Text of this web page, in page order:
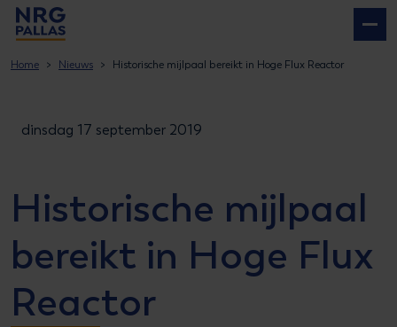
Home Nieuws Historische mijlpaal bereikt in Hoge Flux Reactor
dinsdag 17 september 2019
Historische mijlpaal
bereikt in Hoge Flux
Reactor